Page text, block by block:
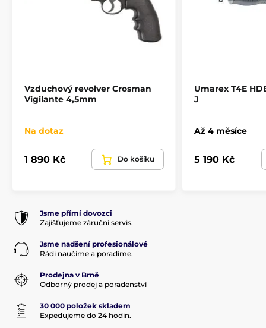
Vzduchový revolver Crosman
Vigilante 4,5mm
Na dotaz
1 890 Kč Do košíku
Umarex T4E
J
Až 4 měsíce
5 190 Kč
Jsme přímí dovozci
Zajišťujeme záruční servis.
Jsme nadšení profesionálové
Rádi naučíme a poradíme.
Prodejna v Brně
Odborný prodej a poradenství
30 000 položek skladem
Expedujeme do 24 hodin.